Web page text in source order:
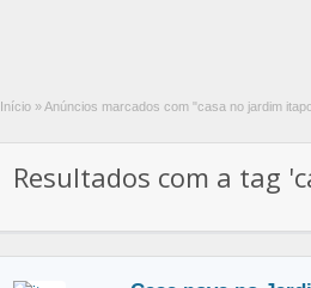
Início »Anúncios marcados com "casa no jardim
Resultados com a tag